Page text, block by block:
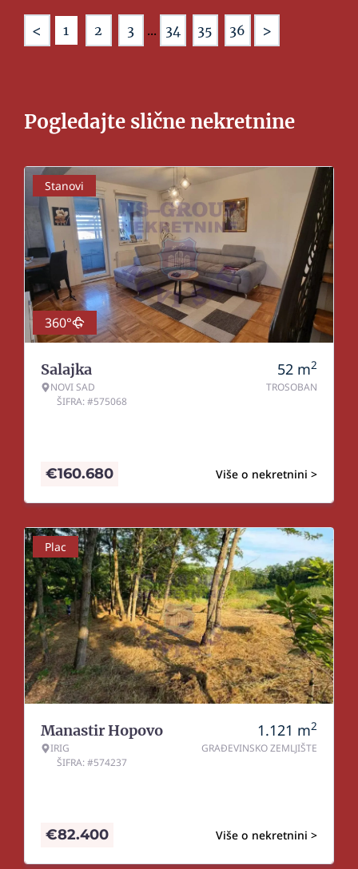
< 1 2 3 ... 34 35 36 >
Pogledajte slične nekretnine
Stanovi
360°
Salajka
NOVI SAD
ŠIFRA: #575068
52 m2
TROSOBAN
Više o nekretnini >
€160.680
Plac
Manastir Hopovo
IRIG
ŠIFRA: #574237
1.121 m2
GRAĐEVINSKO ZEMLJIŠTE
Više o nekretnini >
€82.400